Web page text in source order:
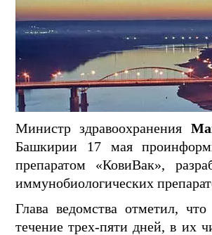
Министр здравоохранения
Башкирии 17 мая
препаратом «КовиВак»,
иммунобиологических
Глава ведомства отметил,
течение трех-пяти дней, в их